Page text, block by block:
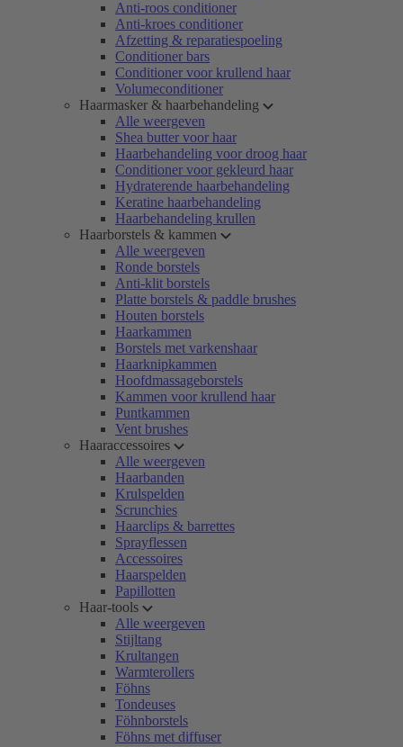
Anti-roos conditioner
Anti-kroes conditioner
Afzetting & reparatiespoeling
Conditioner bars
Conditioner voor krullend haar
Volumeconditioner
Haarmasker & haarbehandeling
Alle weergeven
Shea butter voor haar
Haarbehandeling voor droog haar
Conditioner voor gekleurd haar
Hydraterende haarbehandeling
Keratine haarbehandeling
Haarbehandeling krullen
Haarborstels & kammen
Alle weergeven
Ronde borstels
Anti-klit borstels
Platte borstels & paddle brushes
Houten borstels
Haarkammen
Borstels met varkenshaar
Haarknipkammen
Hoofdmassageborstels
Kammen voor krullend haar
Puntkammen
Vent brushes
Haaraccessoires
Alle weergeven
Haarbanden
Krulspelden
Scrunchies
Haarclips & barrettes
Sprayflessen
Accessoires
Haarspelden
Papillotten
Haar-tools
Alle weergeven
Stijltang
Krultangen
Warmterollers
Föhns
Tondeuses
Föhnborstels
Föhns met diffuser